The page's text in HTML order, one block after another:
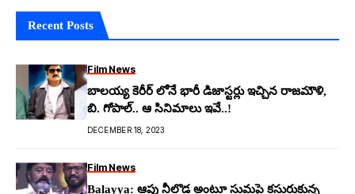
Recent Posts
Film News
బాలయ్య కెరీర్ లోనే భారీ డిజాస్టర్లు ఇచ్చిన రాజమౌళి,
బి. గోపాల్.. ఆ సినిమాలు ఇవే..!
DECEMBER 18, 2023
Film News
Balayya: ఆపు నీలొడ అంటూ సుమ‌పై క‌సురుకున్న